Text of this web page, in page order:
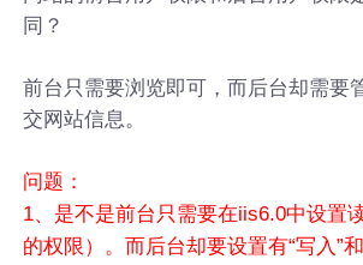
同？
前台只需要浏览即可，而后台却需要
交网站信息。
问题：
1、是不是前台只需要在iis6.0中设置
的权限）。而后台却要设置有“写入”